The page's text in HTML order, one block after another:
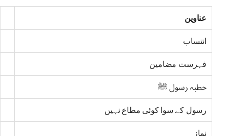
عناوین
انتساب
فہرست مضامین
خطبہ رسول ﷺ
رسول کے سوا کوئی مطاع نہیں
نماز